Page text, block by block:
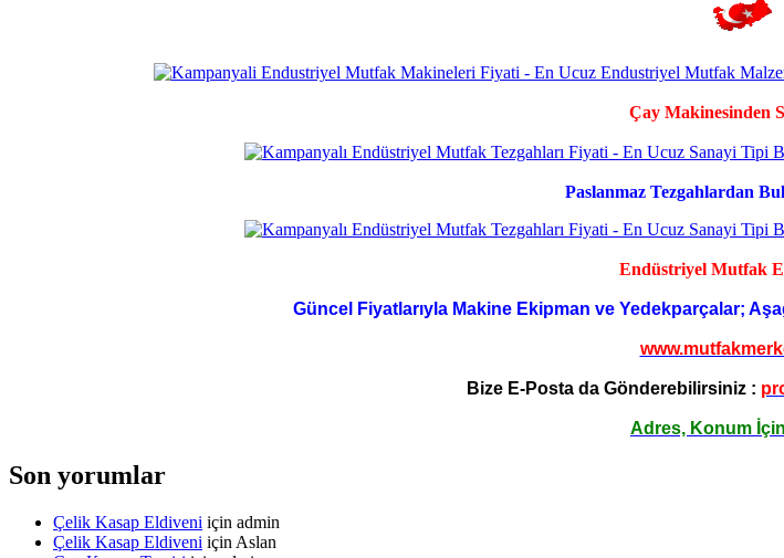
Çay Makinesinden
Paslanmaz Tezgahlardan
Endüstriyel Mutfak
Güncel Fiyatlarıyla Makine Ekipman ve Yedekparçalar;
Bize E-Posta da Gönderebilirsiniz :
Adres, Konum İçin
Son yorumlar
Çelik Kasap Eldiveni için admin
Çelik Kasap Eldiveni için Aslan